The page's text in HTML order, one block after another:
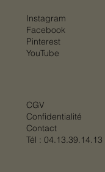
CGV
Confidentialité
Contact
Tél : 04.13.39.14.13
Instagram
Facebook
Pinterest
YouTube